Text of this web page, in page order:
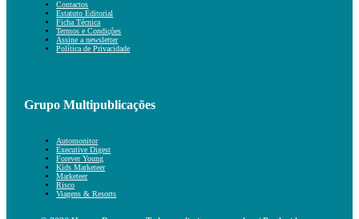
Contactos
Estatuto Editorial
Ficha Técnica
Termos e Condições
Assine a newsletter
Política de Privacidade
Grupo Multipublicações
Automonitor
Executive Digest
Forever Young
Kids Marketeer
Marketeer
Risco
Viagens & Resorts